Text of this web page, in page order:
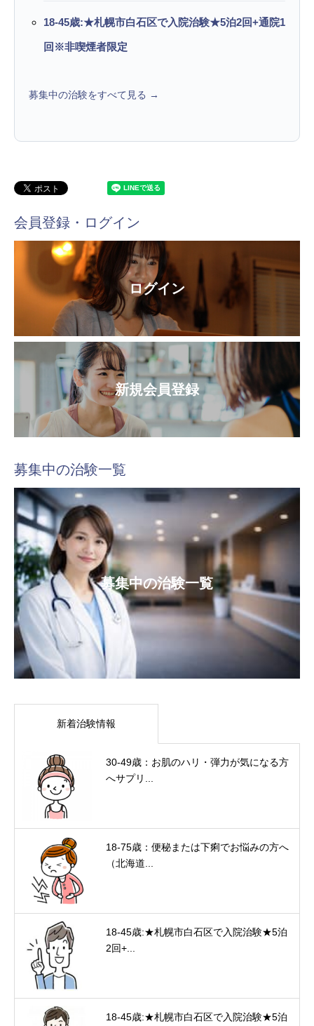
18-45歳:★札幌市白石区で入院治験★5泊2回+通院1
回※非喫煙者限定
募集中の治験をすべて見る →
会員登録・ログイン
ログイン
新規会員登録
募集中の治験一覧
募集中の治験一覧
新着治験情報
30-49歳：お肌のハリ・弾力が気になる方
へサプリ...
18-75歳：便秘または下痢でお悩みの方へ
（北海道...
18-45歳:★札幌市白石区で入院治験★5泊
2回+...
18-45歳:★札幌市白石区で入院治験★5泊